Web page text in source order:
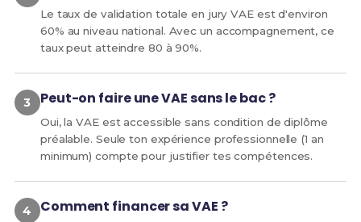
Le taux de validation totale en jury VAE est d'environ
60% au niveau national. Avec un accompagnement, ce
taux peut atteindre 80 à 90%.
Peut-on faire une VAE sans le bac ?
Oui, la VAE est accessible sans condition de diplôme
préalable. Seule ton expérience professionnelle (1 an
minimum) compte pour justifier tes compétences.
Comment financer sa VAE ?